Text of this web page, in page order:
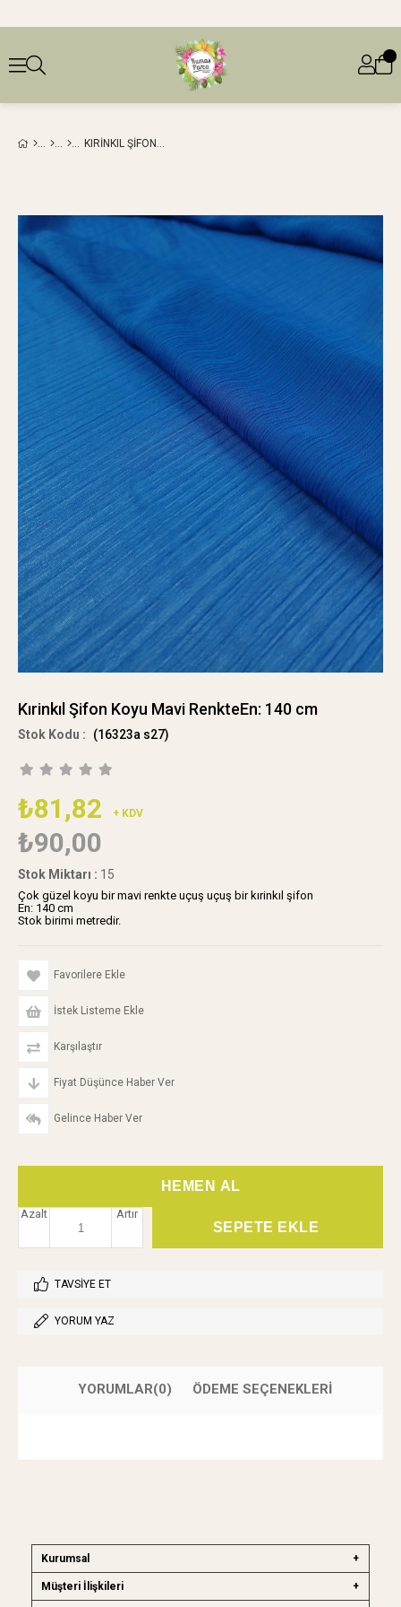
KIRINKIL ŞIFON KOYU MAVI RENKTEEN: 140 CM
Kırinkıl Şifon Koyu Mavi RenkteEn: 140 cm
(16323a s27)
₺81,82 + KDV
₺90,00
Stok Miktarı : 15
Çok güzel koyu bir mavi renkte uçuş uçuş bir kırinkıl şifon
En: 140 cm
Stok birimi metredir.
Favorilere Ekle
İstek Listeme Ekle
Karşılaştır
Fiyat Düşünce Haber Ver
Gelince Haber Ver
Artır
Azalt
TAVSIYE ET
YORUM YAZ
YORUMLAR(0) ÖDEME SEÇENEKLERI
Kurumsal
Müşteri İlişkileri